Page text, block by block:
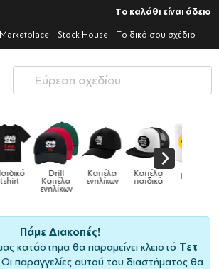
Το καλάθι είναι άδειο
Marketplace Stock House Το δικό σου σχέδιο
ενηλίκων
Καπέλα
παιδικά Κούπες Κούπες
ειδικές
Πάμε Διακοπές!
κατάστημα θα παραμείνει κλειστό Τετ
παραγγελίες αυτού του διαστήματος θα